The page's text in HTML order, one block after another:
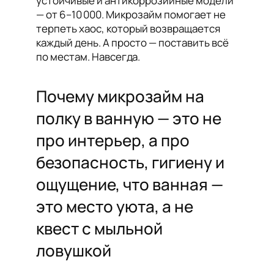
— от 6–10 000. Микрозайм помогает не
терпеть хаос, который возвращается
каждый день. А просто — поставить всё
по местам. Навсегда.
Почему микрозайм на
полку в ванную — это не
про интерьер, а про
безопасность, гигиену и
ощущение, что ванная —
это место уюта, а не
квест с мыльной
ловушкой